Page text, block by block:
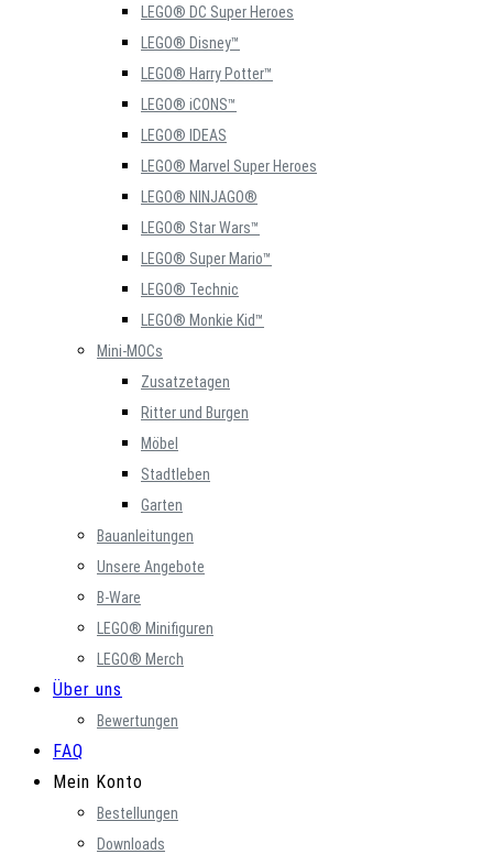
LEGO® DC Super Heroes
LEGO® Disney™
LEGO® Harry Potter™
LEGO® iCONS™
LEGO® IDEAS
LEGO® Marvel Super Heroes
LEGO® NINJAGO®
LEGO® Star Wars™
LEGO® Super Mario™
LEGO® Technic
LEGO® Monkie Kid™
Mini-MOCs
Zusatzetagen
Ritter und Burgen
Möbel
Stadtleben
Garten
Bauanleitungen
Unsere Angebote
B-Ware
LEGO® Minifiguren
LEGO® Merch
Über uns
Bewertungen
FAQ
Mein Konto
Bestellungen
Downloads